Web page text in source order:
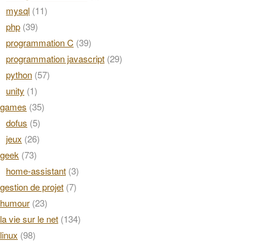
mysql (11)
php (39)
programmation C (39)
programmation javascript (29)
python (57)
unity (1)
games (35)
dofus (5)
jeux (26)
geek (73)
home-assistant (3)
gestion de projet (7)
humour (23)
la vie sur le net (134)
linux (98)